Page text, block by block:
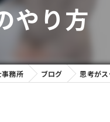
相続
創業
やり方
務所 ブログ 思考が